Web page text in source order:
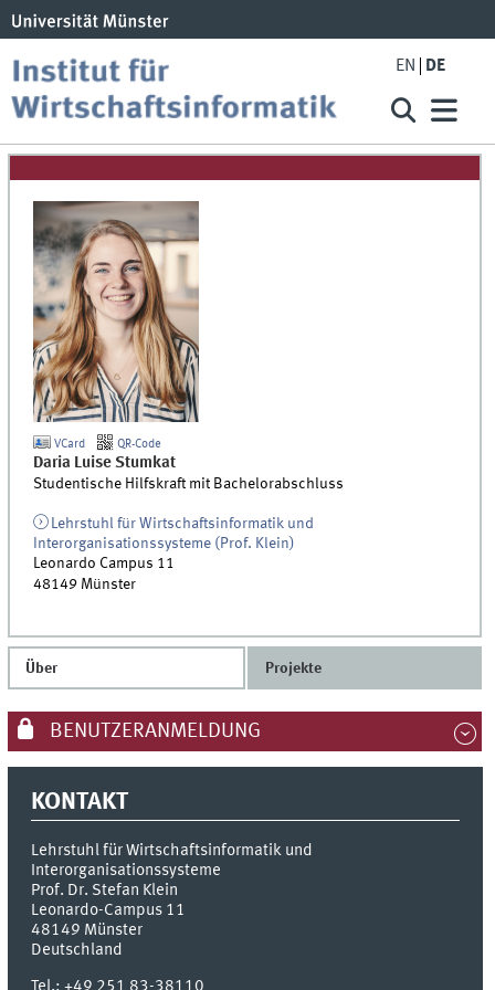
EN DE
VCard QR-Code
Daria Luise Stumkat
Studentische Hilfskraft mit Bachelorabschluss
Lehrstuhl für Wirtschaftsinformatik und
Interorganisationssysteme (Prof. Klein)
Leonardo Campus 11
48149 Münster
Über Projekte
BENUTZERANMELDUNG
KONTAKT
Lehrstuhl für Wirtschaftsinformatik und
Interorganisationssysteme
Prof. Dr. Stefan Klein
Leonardo-Campus 11
48149 Münster
Deutschland